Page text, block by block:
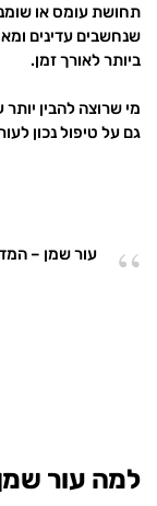
תחושת עומס או
שנחשבים עדינים
ביותר לאורך זמן.
מי שרוצה להבין
גם על טיפול נכון
עור שמן –
למה עור